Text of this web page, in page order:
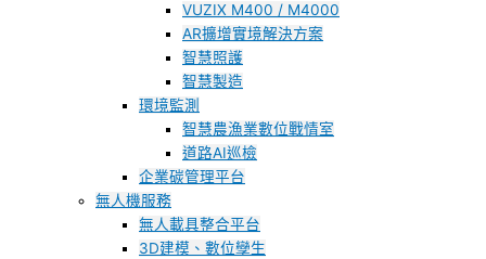
VUZIX M400 / M4000
AR擴增實境解決方案
智慧照護
智慧製造
環境監測
智慧農漁業數位戰情室
道路AI巡檢
企業碳管理平台
無人機服務
無人載具整合平台
3D建模、數位孿生